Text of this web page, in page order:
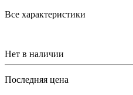
Все характеристики
Нет в наличии
Последняя цена